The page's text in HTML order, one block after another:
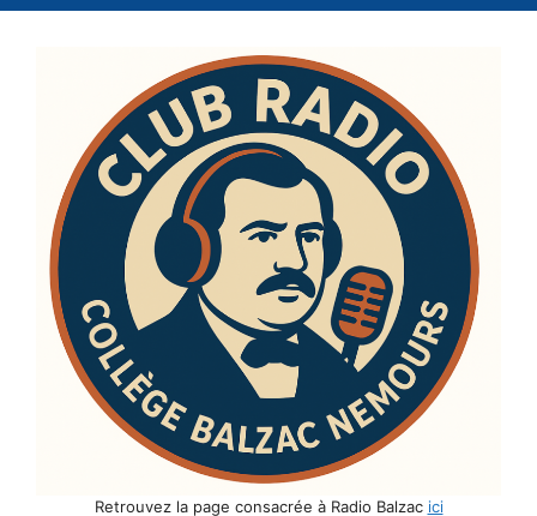
Retrouvez la page consacrée à Radio Balzac ici